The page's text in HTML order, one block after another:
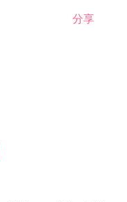
分享